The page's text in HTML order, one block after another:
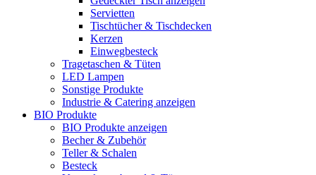
Servietten
Tischtücher & Tischdecken
Kerzen
Einwegbesteck
Tragetaschen & Tüten
LED Lampen
Sonstige Produkte
Industrie & Catering anzeigen
BIO Produkte
BIO Produkte anzeigen
Becher & Zubehör
Teller & Schalen
Besteck